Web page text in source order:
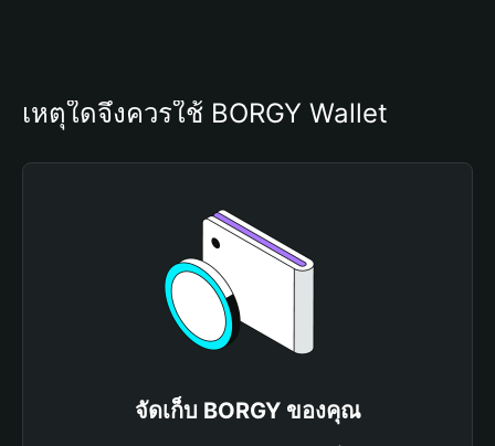
เหตุใดจึงควรใช้ BORGY Wallet
จัดเก็บ BORGY ของคุณ